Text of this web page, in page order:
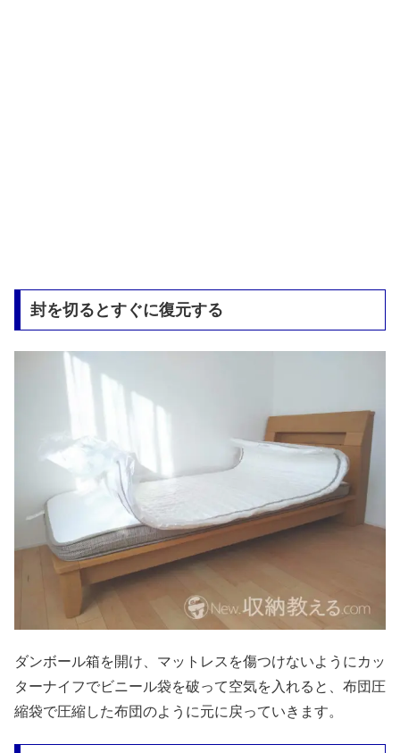
封を切るとすぐに復元する
ダンボール箱を開け、マットレスを傷つけないようにカッ
ターナイフでビニール袋を破って空気を入れると、布団圧
縮袋で圧縮した布団のように元に戻っていきます。